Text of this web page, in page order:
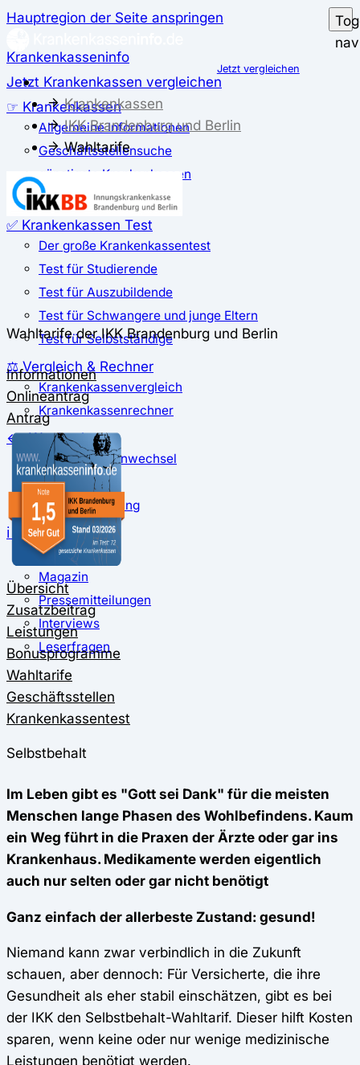
Hauptregion der Seite anspringen
Krankenkasseninfo
Jetzt Krankenkassen vergleichen
☞ Krankenkassen
Allgemeine Informationen
Geschäftsstellensuche
günstigste Krankenkassen
Zusatzbeitrag
✅ Krankenkassen Test
Der große Krankenkassentest
Test für Studierende
Test für Auszubildende
Test für Schwangere und junge Eltern
Test für Selbstständige
⚖️ Vergleich & Rechner
Krankenkassenvergleich
Krankenkassenrechner
↔ Wechsel
Krankenkassenwechsel
Kündigung
Musterkündigung
ℹ Ratgeber
Nachrichten
Magazin
Pressemitteilungen
Interviews
Leserfragen
Jetzt vergleichen
Krankenkassen
IKK Brandenburg und Berlin
Wahltarife
Wahltarife der IKK Brandenburg und Berlin
Informationen
Onlineantrag
Antrag
Übersicht
Zusatzbeitrag
Leistungen
Bonusprogramme
Wahltarife
Geschäftsstellen
Krankenkassentest
Selbstbehalt
Im Leben gibt es "Gott sei Dank" für die meisten
Menschen lange Phasen des Wohlbefindens. Kaum
ein Weg führt in die Praxen der Ärzte oder gar ins
Krankenhaus. Medikamente werden eigentlich
auch nur selten oder gar nicht benötigt
Ganz einfach der allerbeste Zustand: gesund!
Niemand kann zwar verbindlich in die Zukunft
schauen, aber dennoch: Für Versicherte, die ihre
Gesundheit als eher stabil einschätzen, gibt es bei
der IKK den Selbstbehalt-Wahltarif. Dieser hilft Kosten
sparen, wenn keine oder nur wenige medizinische
Leistungen benötigt werden.